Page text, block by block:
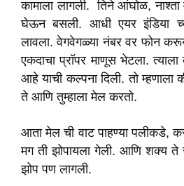
कामाला लागली. तिने आंघोळ,
घेऊन बसली. आधी एयर इंडिया
लावला. वेगवेगळ्या नंबर वर फोन
एकदाचा प्रॉपर माणूस भेटला.
आहे याची कल्पना दिली. तो
ते आणि तुम्हाला मेल करतो.
आता मेल ची वाट पाहण्या पलीकडे,
मग ती झोपायला गेली. आणि शक्य ते
झोप पण लागली.